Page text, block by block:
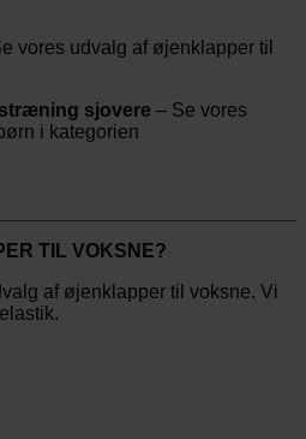
vores udvalg af øjenklapper til
sjovere – Se vores
i kategorien
TIL VOKSNE?
af øjenklapper til voksne. Vi